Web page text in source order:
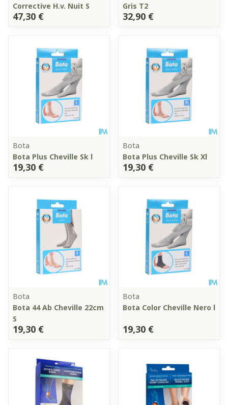
Corrective H.v. Nuit S
47,30 €
Gris T2
32,90 €
Bota
Bota Plus Cheville Sk l
19,30 €
Bota
Bota Plus Cheville Sk Xl
19,30 €
Bota
Bota 44 Ab Cheville 22cm
S
19,30 €
Bota
Bota Color Cheville Nero l
19,30 €